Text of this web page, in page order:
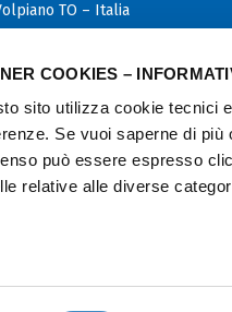
COOKIES –
sito utilizza cookie tecnici
Se vuoi saperne di
può essere espresso
relative alle diverse
TO – Italia
i.v.
imprese di Torino